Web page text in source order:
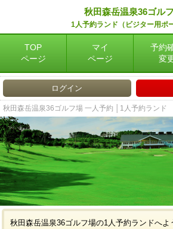
秋田森岳温泉36ゴル
1人予約ランド（ビジター用ポ
TOP
ページ
マイ
ページ
予約
変
ログイン
秋田森岳温泉36ゴルフ場 一人予約 │1人予約ランド
秋田森岳温泉36ゴルフ場の1人予約ランドへ